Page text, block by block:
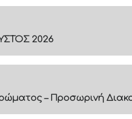
2026
– Προσωρινή